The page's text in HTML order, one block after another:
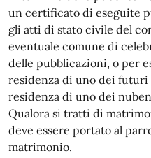
un certificato di eseguite
gli atti di stato civile del
eventuale comune di
delle pubblicazioni, o per
residenza di uno dei futuri
residenza di uno dei
Qualora si tratti di
deve essere portato al
matrimonio.